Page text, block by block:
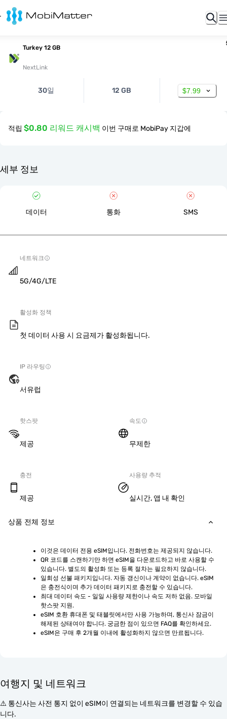
Turkey 12 GB
NextLink
30일 12 GB $7.99
적립 $0.80 리워드 캐시백 이번 구매로 MobiPay 지갑에
세부 정보
데이터 통화 SMS
네트워크
5G/4G/LTE
활성화 정책
첫 데이터 사용 시 요금제가 활성화됩니다.
IP 라우팅
서유럽
핫스팟
제공
속도
무제한
충전
제공
사용량 추적
실시간, 앱 내 확인
상품 전체 정보
이것은 데이터 전용 eSIM입니다. 전화번호는 제공되지 않습니다.
QR 코드를 스캔하기만 하면 eSIM을 다운로드하고 바로 사용할 수
있습니다. 별도의 활성화 또는 등록 절차는 필요하지 않습니다.
일회성 선불 패키지입니다. 자동 갱신이나 계약이 없습니다. eSIM
은 충전식이며 추가 데이터 패키지로 충전할 수 있습니다.
최대 데이터 속도 - 일일 사용량 제한이나 속도 저하 없음. 모바일
핫스팟 지원.
eSIM 호환 휴대폰 및 태블릿에서만 사용 가능하며, 통신사 잠금이
해제된 상태여야 합니다. 궁금한 점이 있으면 FAQ를 확인하세요.
eSIM은 구매 후 2개월 이내에 활성화하지 않으면 만료됩니다.
여행지 및 네트워크
⚠️ 통신사는 사전 통지 없이 eSIM이 연결되는 네트워크를 변경할 수 있습
니다.